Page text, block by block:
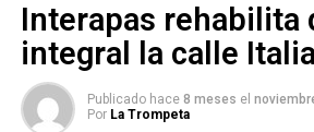
Interapas rehabilita
integral la calle
Publicado hace 8 meses el
Por La Trompeta